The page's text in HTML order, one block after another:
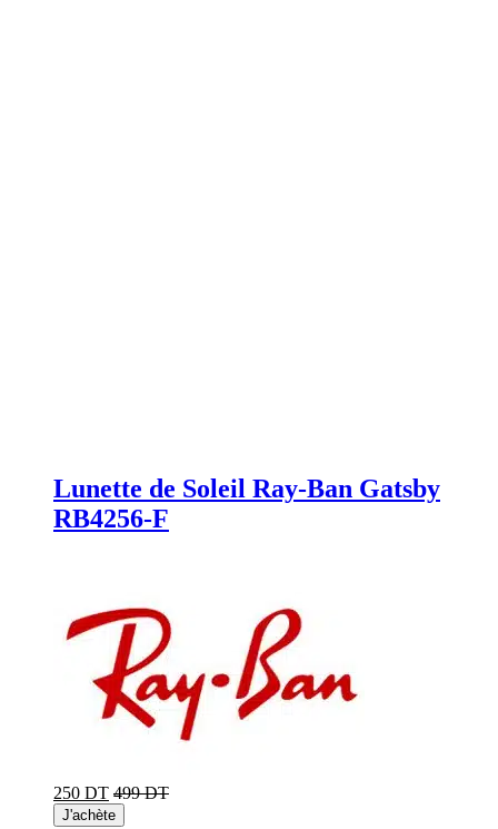
Lunette de Soleil Ray-Ban Gatsby
RB4256-F
250 DT 499 DT
J'achète